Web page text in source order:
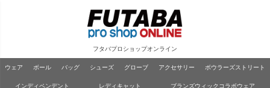
フタバプロショップオンライン
ウェア ボール バッグ シューズ グローブ アクセサリー ボウラーズストリート
インディペンデント レディキャット ブランズウィックコラボウェア